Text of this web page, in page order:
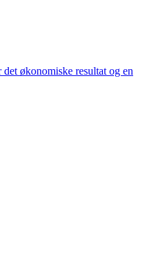
økonomiske resultat og en